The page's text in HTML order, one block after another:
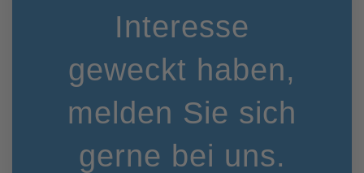
Interesse
geweckt haben,
melden Sie sich
gerne bei uns.